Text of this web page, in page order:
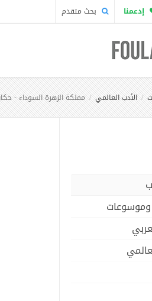
إدعمنا بحث متقدم
الأدب العالمي مملكة الزهرة السوداء -